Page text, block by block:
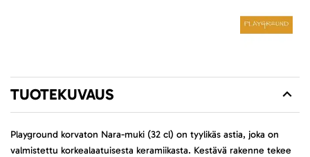
TUOTEKUVAUS
Playground korvaton Nara-muki (32 cl) on tyylikäs astia, joka on
valmistettu korkealaatuisesta keramiikasta. Kestävä rakenne tekee